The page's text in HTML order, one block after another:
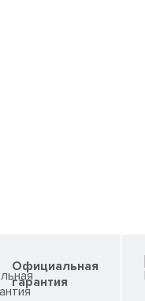
Официальная
гарантия